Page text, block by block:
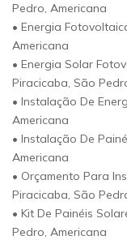
Pedro, Americana
• Energia
Americana
• Energia Solar
Piracicaba, São
• Instalação De
Americana
• Instalação De
Americana
• Orçamento Para
Piracicaba, São
• Kit De Painéis
Pedro, Americana